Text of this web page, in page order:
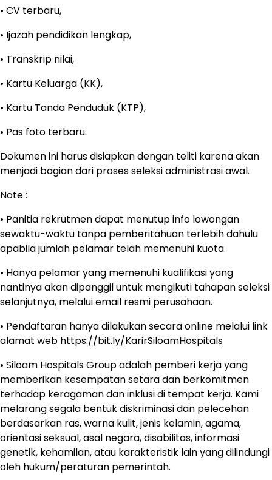
• CV terbaru,
• Ijazah pendidikan lengkap,
• Transkrip nilai,
• Kartu Keluarga (KK),
• Kartu Tanda Penduduk (KTP),
• Pas foto terbaru.
Dokumen ini harus disiapkan dengan teliti karena akan
menjadi bagian dari proses seleksi administrasi awal.
Note :
• Panitia rekrutmen dapat menutup info lowongan
sewaktu-waktu tanpa pemberitahuan terlebih dahulu
apabila jumlah pelamar telah memenuhi kuota.
• Hanya pelamar yang memenuhi kualifikasi yang
nantinya akan dipanggil untuk mengikuti tahapan seleksi
selanjutnya, melalui email resmi perusahaan.
• Pendaftaran hanya dilakukan secara online melalui link
alamat web https://bit.ly/KarirSiloamHospitals
• Siloam Hospitals Group adalah pemberi kerja yang
memberikan kesempatan setara dan berkomitmen
terhadap keragaman dan inklusi di tempat kerja. Kami
melarang segala bentuk diskriminasi dan pelecehan
berdasarkan ras, warna kulit, jenis kelamin, agama,
orientasi seksual, asal negara, disabilitas, informasi
genetik, kehamilan, atau karakteristik lain yang dilindungi
oleh hukum/peraturan pemerintah.